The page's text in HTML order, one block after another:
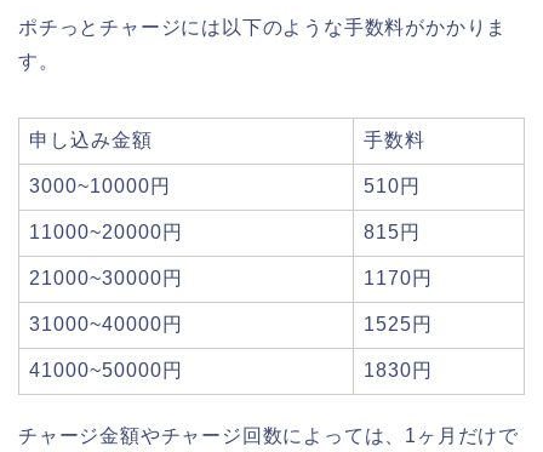
ポチっとチャージには以下のような手数料がかかりま
す。
申し込み金額 手数料
3000~10000円 510円
11000~20000円 815円
21000~30000円 1170円
31000~40000円 1525円
41000~50000円 1830円
チャージ金額やチャージ回数によっては、1ヶ月だけで